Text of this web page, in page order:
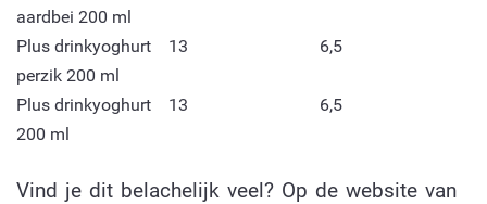
aardbei 200 ml
Plus drinkyoghurt
perzik 200 ml
13 6,5
Plus drinkyoghurt
200 ml
13 6,5
Vind je dit belachelijk veel? Op de website van